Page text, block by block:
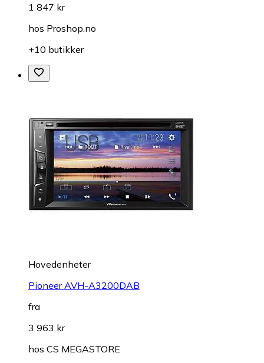
1 847 kr
hos Proshop.no
+10 butikker
Hovedenheter
Pioneer AVH-A3200DAB
fra
3 963 kr
hos CS MEGASTORE